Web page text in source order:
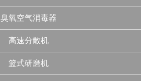
臭氧空气消毒器
高速分散机
篮式研磨机